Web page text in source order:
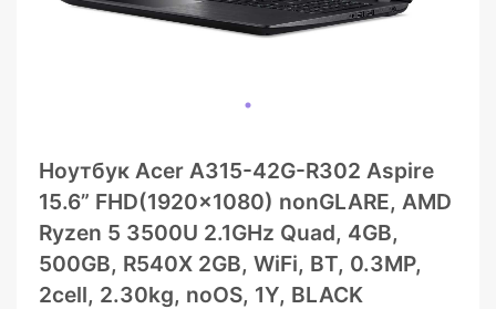
Ноутбук Acer A315-42G-R302 Aspire
15.6” FHD(1920×1080) nonGLARE, AMD
Ryzen 5 3500U 2.1GHz Quad, 4GB,
500GB, R540X 2GB, WiFi, BT, 0.3MP,
2cell, 2.30kg, noOS, 1Y, BLACK